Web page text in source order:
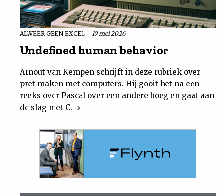
ALWEER GEEN EXCEL 19 mei 2026
Undefined human behavior
Arnout van Kempen schrijft in deze rubriek over
pret maken met computers. Hij gooit het na een
reeks over Pascal over een andere boeg en gaat aan
de slag met C.